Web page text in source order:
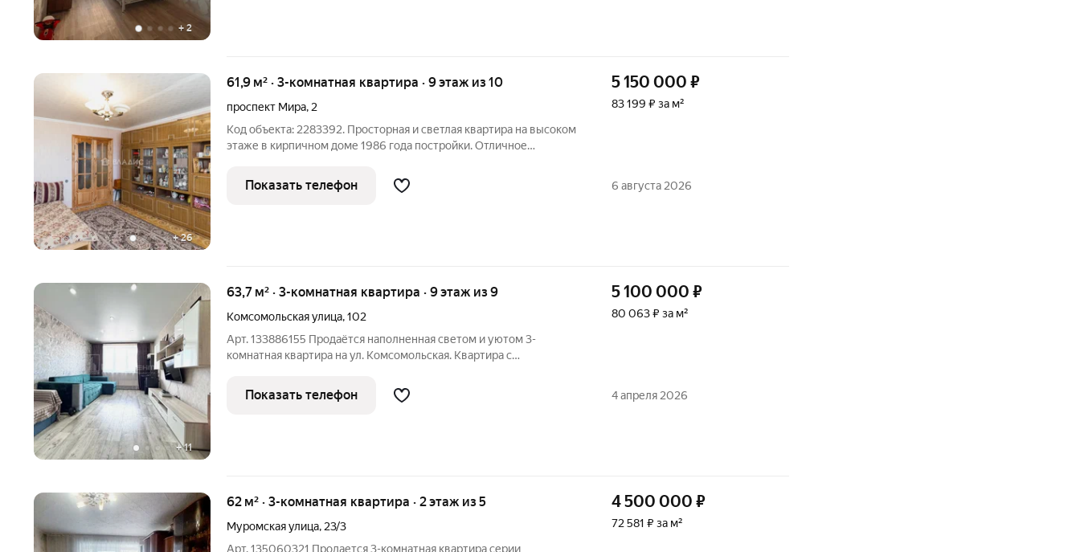
+ 2
+26
61,9 м² · 3-комнатная квартира · 9 этаж из 10
проспект Мира, 2
Код объекта: 2283392. Просторная и светлая квартира на высоком
этаже в кирпичном доме 1986 года постройки. Отличное
идеальный вариант для семьи! Основные параметры: - Адрес: г.
Ковров,
5 150 000 ₽
83 199 ₽ за м²
Показать телефон 6 августа 2026
+11
63,7 м² · 3-комнатная квартира · 9 этаж из 9
Комсомольская улица,102
Арт. 133886155 Продаётся наполненная светом и уютом 3-
комнатная квартира на ул. Комсомольская. Квартира с
проживание для всей семьи. Основные преимущества: -
Расположение: ул. Комсомольская. -
5 100 000 ₽
80 063 ₽ за м²
Показать телефон 4 апреля 2026
62 м² · 3-комнатная квартира · 2 этаж из 5
Муромская улица, 23/3
Арт. 135060321 Продается 3-комнатная квартира серии
4 500 000 ₽
72 581 ₽ за м²